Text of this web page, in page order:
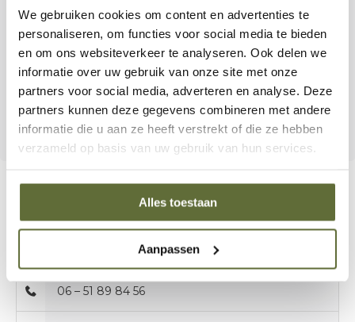
We gebruiken cookies om content en advertenties te
personaliseren, om functies voor social media te bieden
en om ons websiteverkeer te analyseren. Ook delen we
informatie over uw gebruik van onze site met onze
partners voor social media, adverteren en analyse. Deze
partners kunnen deze gegevens combineren met andere
informatie die u aan ze heeft verstrekt of die ze hebben
verzameld op basis van uw gebruik van hun services.
Alles toestaan
Aanpassen
doorgewinterde grillmaster: dit boek staat boordevol
praktische tips en inspirerende receptenom je
BBQ‑skills te verrijken met gedurfde, Aziatisch
geïnspireerde gerechten. Het laat zien dat barbecueën
meer is dan alleen roken of langzaam garen — het kan
ook een smaakvolle, avontuurlijke reisworden.
Bel onze specialisten
06 – 51 89 84 56